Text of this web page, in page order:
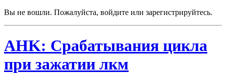
Вы не вошли. Пожалуйста, войдите или зарегистрируйтесь.
AHK: Срабатывания цикла
при зажатии лкм